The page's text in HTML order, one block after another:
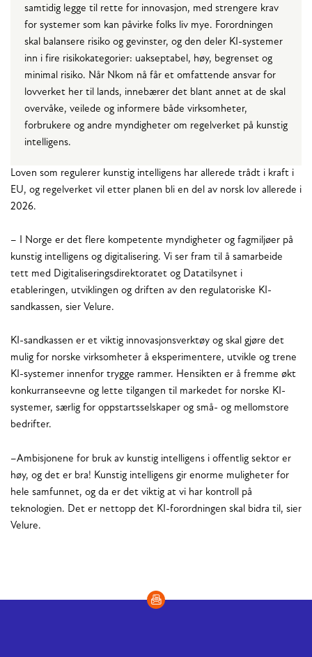
samtidig legge til rette for innovasjon, med strengere krav
for systemer som kan påvirke folks liv mye. Forordningen
skal balansere risiko og gevinster, og den deler KI-systemer
inn i fire risikokategorier: uakseptabel, høy, begrenset og
minimal risiko. Når Nkom nå får et omfattende ansvar for
lovverket her til lands, innebærer det blant annet at de skal
overvåke, veilede og informere både virksomheter,
forbrukere og andre myndigheter om regelverket på kunstig
intelligens.
Loven som regulerer kunstig intelligens har allerede trådt i kraft i
EU, og regelverket vil etter planen bli en del av norsk lov allerede i
2026.
– I Norge er det flere kompetente myndigheter og fagmiljøer på
kunstig intelligens og digitalisering. Vi ser fram til å samarbeide
tett med Digitaliseringsdirektoratet og Datatilsynet i
etableringen, utviklingen og driften av den regulatoriske KI-
sandkassen, sier Velure.
KI-sandkassen er et viktig innovasjonsverktøy og skal gjøre det
mulig for norske virksomheter å eksperimentere, utvikle og trene
KI-systemer innenfor trygge rammer. Hensikten er å fremme økt
konkurranseevne og lette tilgangen til markedet for norske KI-
systemer, særlig for oppstartsselskaper og små- og mellomstore
bedrifter.
–Ambisjonene for bruk av kunstig intelligens i offentlig sektor er
høy, og det er bra! Kunstig intelligens gir enorme muligheter for
hele samfunnet, og da er det viktig at vi har kontroll på
teknologien. Det er nettopp det KI-forordningen skal bidra til, sier
Velure.